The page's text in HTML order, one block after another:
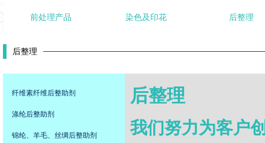
前处理产品 染色及印花 后整理
后整理
纤维素纤维后整助剂
涤纶后整助剂
锦纶、羊毛、丝绸后整助剂
后整理
我们努力为客户